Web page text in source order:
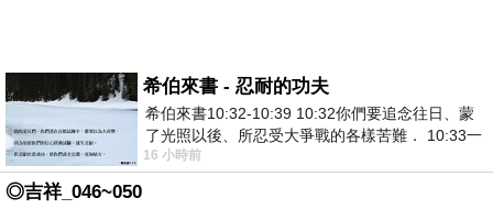
希伯來書 - 忍耐的功夫
希伯來書10:32-10:39 10:32你們要追念往日、蒙
了光照以後、所忍受大爭戰的各樣苦難． 10:33一
面被毀謗、遭患難、成了戲景、叫眾人
16 小時前
◎吉祥_046~050